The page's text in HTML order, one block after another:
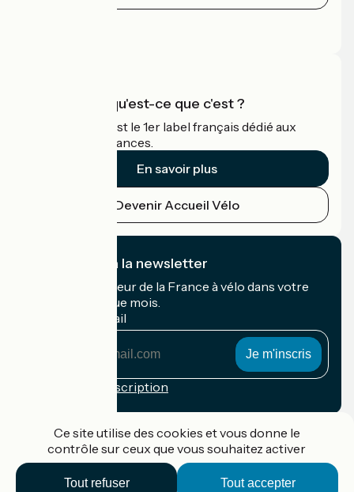
Accueil Vélo qu'est-ce que c'est ?
Accueil Vélo c'est le 1er label français dédié aux
cyclistes en vacances.
En savoir plus
Devenir Accueil Vélo
Je m'abonne à la newsletter
Recevez le meilleur de la France à vélo dans votre
boîte mail chaque mois.
Mon adresse mail
Conditions d'inscription
Ce site utilise des cookies et vous donne le
contrôle sur ceux que vous souhaitez activer
Tout accepter
Tout refuser